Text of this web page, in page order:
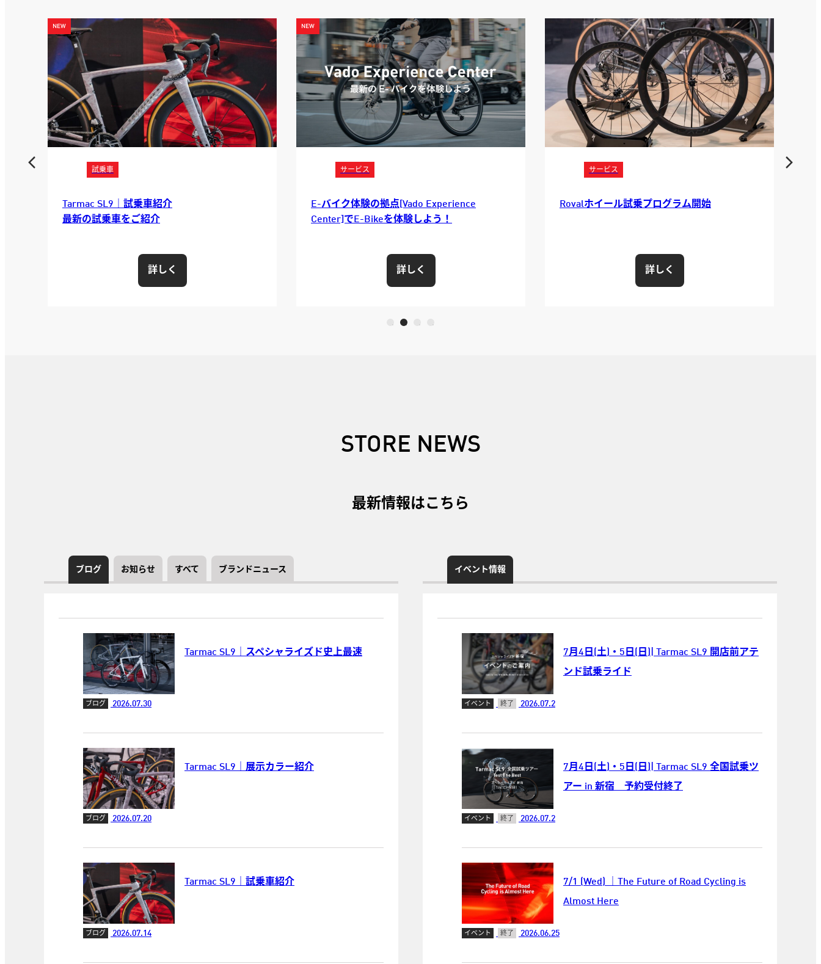
サービス
E-バイク体験の拠点[Vado Experience
Center]でE-Bikeを体験しよう！
詳しく
サービス
Rovalホイール試乗プログラム開始
詳しく
サービス
求めるのは究極の“人馬一体感”トライアスロ
詳しく
STORE NEWS
最新情報はこちら
ブログ お知らせ すべて ブランドニュース
Tarmac SL9｜スペシャライズド史上最速
ブログ 2026.07.30
Tarmac SL9｜展示カラー紹介
ブログ 2026.07.20
Tarmac SL9｜試乗車紹介
ブログ 2026.07.14
イベント情報
7月4日(土)・5日(日)| Tarmac SL9 開店前アテ
ンド試乗ライド
イベント 終了 2026.07.2
7月4日(土)・5日(日)| Tarmac SL9 全国試乗ツ
アー in 新宿 予約受付終了
イベント 終了 2026.07.2
7/1 (Wed) ｜The Future of Road Cycling is
Almost Here
イベント 終了 2026.06.25